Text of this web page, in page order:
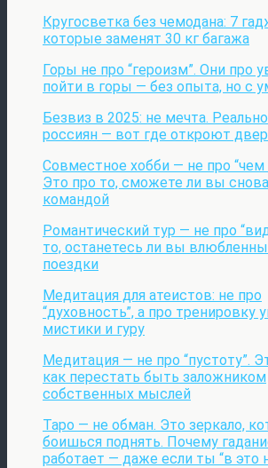
Кругосветка без чемодана: 7
которые заменят 30 кг багажа
Горы не про “героизм”. Они про
пойти в горы — без опыта, но с
Безвиз в 2025: не мечта.
россиян — вот где откроют
Совместное хобби — не про “чем
Это про то, сможете ли вы
командой
Романтический тур — не про
то, останетесь ли вы
поездки
Медитация для атеистов: не про
“духовность”, а про тренировку
мистики и гуру
Медитация — не про “пустоту”.
как перестать быть заложником
собственных мыслей
Таро — не обман. Это зеркало,
боишься поднять. Почему
работает — даже если ты “в это